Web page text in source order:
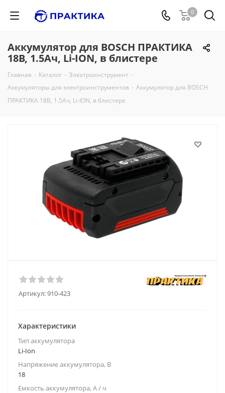
0
Аккумулятор для BOSCH ПРАКТИКА
18В, 1.5Ач, Li-ION, в блистере
Главная - Каталог - Электроинструмент -
Аккумуляторы для электроинструментов - Аккумулятор для BOSCH
ПРАКТИКА 18В, 1.5Ач, Li-ION, в блистере
Артикул:910-423
Характеристики
Тип аккумулятора
Li-Ion
Напряжение аккумулятора, В
18
Емкость аккумулятора, А / ч